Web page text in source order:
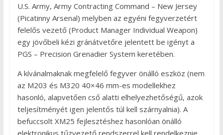
U.S. Army, Army Contracting Command – New Jersey
(Picatinny Arsenal) melyben az egyéni fegyverzetért
felelős vezető (Product Manager Individual Weapon)
egy jövőbeli kézi gránátvetőre jelentett be igényt a
PGS – Precision Grenadier System keretében.
A kívánalmaknak megfelelő fegyver önálló eszköz (nem
az M203 és M320 40×46 mm-es modellekhez
hasonló, alapvetően cső alatti elhelyezhetőségű, azok
teljesítményét igen jelentős túl kell szárnyalnia). A
befuccsolt XM25 fejlesztéshez hasonlóan önálló
elektronikus tűzvezető rendszerrel kell rendelkeznie,